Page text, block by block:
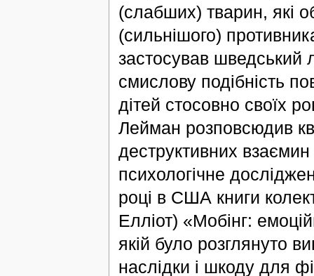
(слабших) тварин, які
(сильнішого)
застосував шведський
смислову подібність
дітей стосовно своїх
Лейман розповсюдив
деструктивних
психологічне
році в США книги
Елліот) «Мобінг:
якій було розглянуто
наслідки і шкоду для